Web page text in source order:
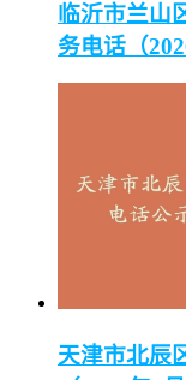
临沂市兰山
务电话（
天津市北辰